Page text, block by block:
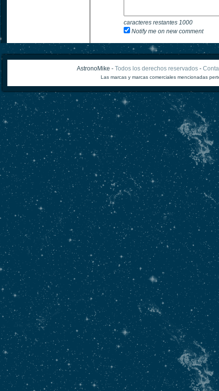
caracteres restantes 1000
Notify me on new comment
AstronoMike - Todos los derechos reservados-
Las marcas y marcas comerciales mencionadas